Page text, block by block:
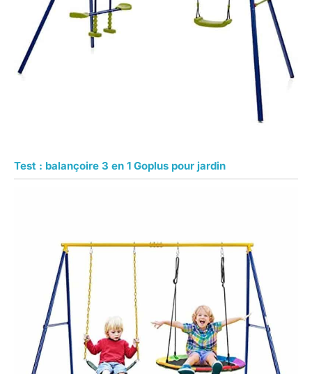
Test : balançoire 3 en 1 Goplus pour jardin